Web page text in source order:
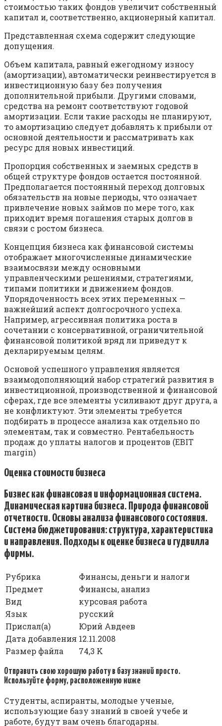
стоимостью таких фондов увеличит собственный
капитал и, соответственно, акционерный капитал.
Представленная схема содержит следующие
допущения.
Объем капитала, равный ежегодному износу
(амортизации), автоматически реинвестируется в
инвестиционную базу без получения
дополнительной прибыли. Другими словами,
средства на ремонт соответствуют годовой
амортизации. Если такие расходы не планируют,
то амортизацию следует добавлять к прибыли от
основной деятельности и рассматривать как
ресурс для новых инвестиций.
Пропорция собственных и заемных средств в
общей структуре фондов остается постоянной.
Предполагается постоянный переход долговых
обязательств на новые периоды, что означает
привлечение новых займов по мере того, как
приходит время погашения старых долгов в
связи с ростом бизнеса.
Концепция бизнеса как финансовой системы
отображает многочисленные динамические
взаимосвязи между основными
управленческими решениями, стратегиями,
типами политики и движением фондов.
Упорядоченность всех этих переменных —
важнейший аспект долгосрочного успеха.
Например, агрессивная политика роста в
сочетании с консервативной, ограничительной
финансовой политикой вряд ли приведут к
декларируемым целям.
Основой успешного управления является
взаимодополняющий набор стратегий развития в
инвестиционной, производственной и финансовой
сферах, где все элементы усиливают друг друга, а
не конфликтуют. Эти элементы требуется
подбирать в процессе анализа как отдельно по
элементам, так и совместно. Рентабельность
продаж до уплаты налогов и процентов (EBIT
margin)
Оценка стоимости бизнеса
Бизнес как финансовая и информационная система.
Динамическая картина бизнеса. Природа финансовой
отчетности. Основы анализа финансового состояния.
Система бюджетирования: структура, характеристика
и направления. Подходы к оценке бизнеса и гудвилла
фирмы.
Рубрика
Финансы, деньги и налоги
Предмет
Финансы, анализ
Вид
курсовая работа
Язык
русский
Прислал(а)
Юрий Авдеев
Дата добавления 12.11.2008
Размер файла
74,3 K
Отправить свою хорошую работу в базу знаний просто.
Используйте форму, расположенную ниже
Студенты, аспиранты, молодые ученые,
использующие базу знаний в своей учебе и
работе, будут вам очень благодарны.